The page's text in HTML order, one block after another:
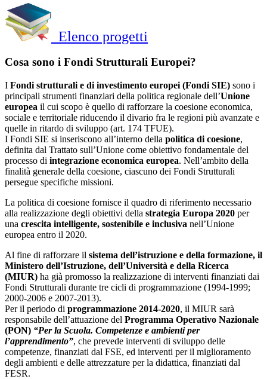
Elenco progetti
Cosa sono i Fondi Strutturali Europei?
I Fondi strutturali e di investimento europei (Fondi SIE) sono i
principali strumenti finanziari della politica regionale dell’Unione
europea il cui scopo è quello di rafforzare la coesione economica,
sociale e territoriale riducendo il divario fra le regioni più avanzate e
quelle in ritardo di sviluppo (art. 174 TFUE).
I Fondi SIE si inseriscono all’interno della politica di coesione,
definita dal Trattato sull’Unione come obiettivo fondamentale del
processo di integrazione economica europea. Nell’ambito della
finalità generale della coesione, ciascuno dei Fondi Strutturali
persegue specifiche missioni.
La politica di coesione fornisce il quadro di riferimento necessario
alla realizzazione degli obiettivi della strategia Europa 2020 per
una crescita intelligente, sostenibile e inclusiva nell’Unione
europea entro il 2020.
Al fine di rafforzare il sistema dell’istruzione e della formazione, il
Ministero dell’Istruzione, dell’Università e della Ricerca
(MIUR) ha già promosso la realizzazione di interventi finanziati dai
Fondi Strutturali durante tre cicli di programmazione (1994-1999;
2000-2006 e 2007-2013).
Per il periodo di programmazione 2014-2020, il MIUR sarà
responsabile dell’attuazione del Programma Operativo Nazionale
(PON) “Per la Scuola. Competenze e ambienti per
l’apprendimento”, che prevede interventi di sviluppo delle
competenze, finanziati dal FSE, ed interventi per il miglioramento
degli ambienti e delle attrezzature per la didattica, finanziati dal
FESR.